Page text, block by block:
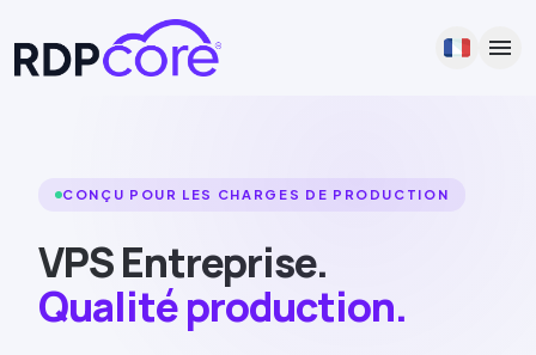
menu
CONÇU POUR LES CHARGES DE PRODUCTION
VPS Entreprise.
Qualité production.